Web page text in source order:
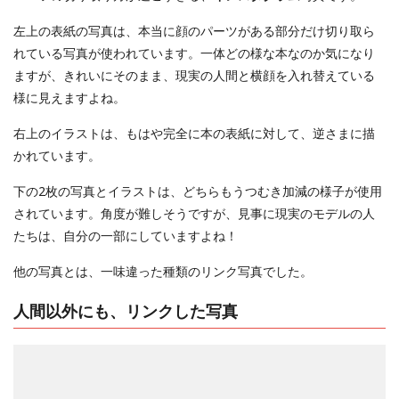
左上の表紙の写真は、本当に顔のパーツがある部分だけ切り取ら
れている写真が使われています。一体どの様な本なのか気になり
ますが、きれいにそのまま、現実の人間と横顔を入れ替えている
様に見えますよね。
右上のイラストは、もはや完全に本の表紙に対して、逆さまに描
かれています。
下の2枚の写真とイラストは、どちらもうつむき加減の様子が使用
されています。角度が難しそうですが、見事に現実のモデルの人
たちは、自分の一部にしていますよね！
他の写真とは、一味違った種類のリンク写真でした。
人間以外にも、リンクした写真